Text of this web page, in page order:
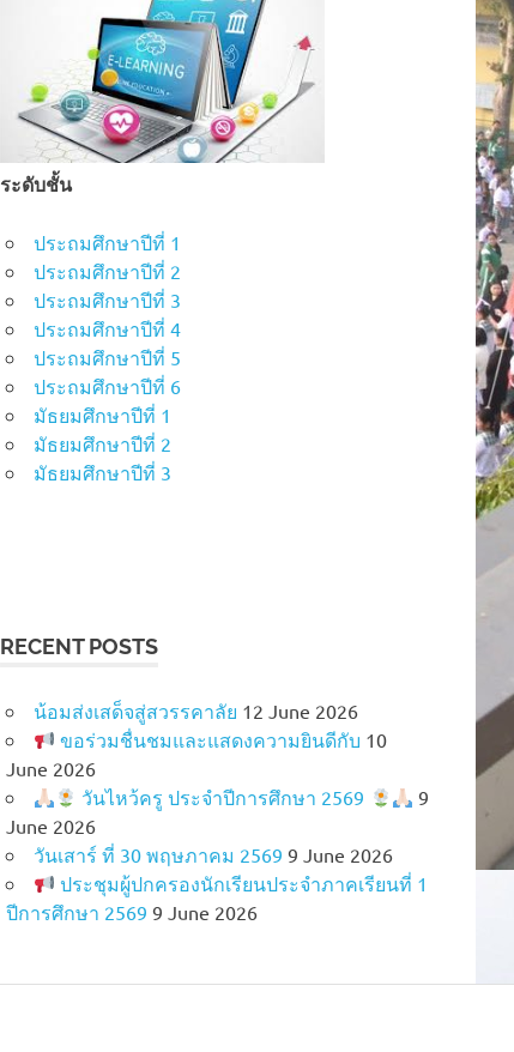
ระดับชั้น
ประถมศึกษาปีที่ 1
ประถมศึกษาปีที่ 2
ประถมศึกษาปีที่ 3
ประถมศึกษาปีที่ 4
ประถมศึกษาปีที่ 5
ประถมศึกษาปีที่ 6
มัธยมศึกษาปีที่ 1
มัธยมศึกษาปีที่ 2
มัธยมศึกษาปีที่ 3
RECENT POSTS
น้อมส่งเสด็จสู่สวรรคาลัย 12 June 2026
ขอร่วมชื่นชมและแสดงความยินดีกับ 10
June 2026
วันไหว้ครู ประจำปีการศึกษา 2569
9
June 2026
วันเสาร์ ที่ 30 พฤษภาคม 2569 9 June 2026
ประชุมผู้ปกครองนักเรียนประจำภาคเรียนที่ 1
ปีการศึกษา 2569 9 June 2026